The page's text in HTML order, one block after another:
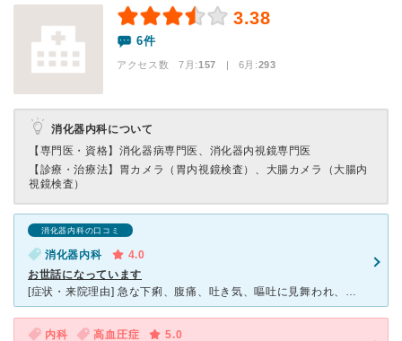
3.38
6件
アクセス数 7月:157 | 6月:293
消化器内科について
【専門医・資格】 消化器病専門医、消化器内視鏡専門医
【診療・治療法】 胃カメラ（胃内視鏡検査）、大腸カメラ（大腸内
視鏡検査）
消化器内科の口コミ
消化器内科
4.0
お世話になっています
[症状・来院理由] 急な下痢、腹痛、吐き気、嘔吐に見舞われ、近くの病院だったため矢吹クリニックさんへ受診しました。 [医師の診断・治療法] 1日で診察しきれず、1日半の絶食をして、状態を判断する
内科 高血圧症
5.0